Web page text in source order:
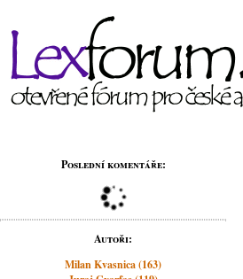
Poslední komentáře:
Autoři:
Milan Kvasnica (163)